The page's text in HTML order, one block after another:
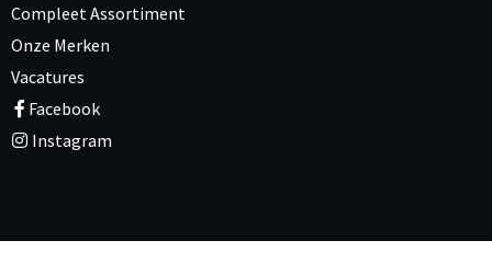
Compleet Assortiment
Onze Merken
Vacatures
Facebook
Instagram